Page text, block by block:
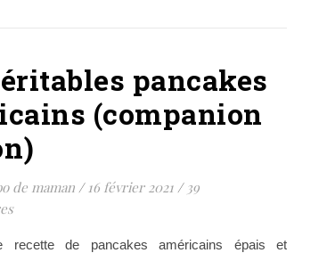
pancakes
(companion
de maman/ 16 février 2021 / 39
recette de pancakes américains épais et